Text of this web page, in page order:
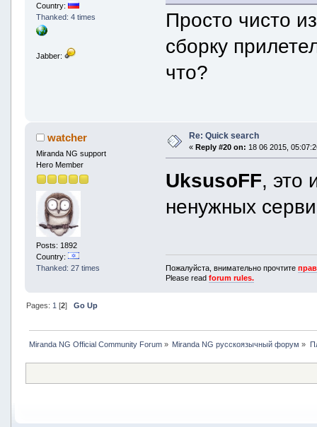
Country:
Thanked: 4 times
Jabber:
Просто чисто
сборку
что?
watcher
Miranda NG support
Hero Member
Posts: 1892
Country:
Thanked: 27 times
Re: Quick search
« Reply #20 on: 18 06 2015,
UksusoFF, это
ненужных
Пожалуйста, внимательно прочтите
Please readforum rules.
Pages: 1 [2] Go Up
Miranda NG Official Community Forum» Miranda NG русскоязычный форум »